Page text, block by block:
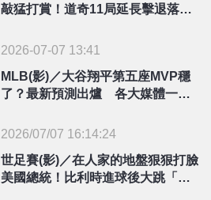
敲猛打賞！道奇11局延長擊退落磯
2026-07-07 13:41
MLB(影)／大谷翔平第五座MVP穩
了？最新預測出爐 各大媒體一面
2026/07/07 16:14:24
世足賽(影)／在人家的地盤狠狠打臉
美國總統！比利時進球後大跳「川